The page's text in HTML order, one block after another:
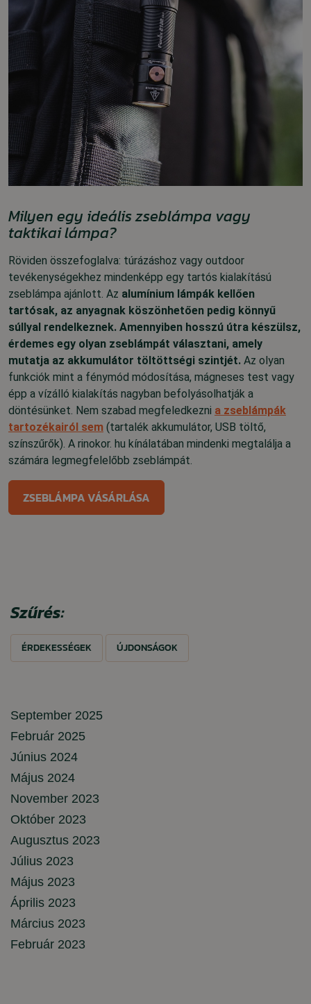
Milyen egy ideális zseblámpa vagy
taktikai lámpa?
Röviden összefoglalva: túrázáshoz vagy outdoor
tevékenységekhez mindenképp egy tartós kialakítású
zseblámpa ajánlott. Az alumínium lámpák kellően
tartósak, az anyagnak köszönhetően pedig könnyű
súllyal rendelkeznek. Amennyiben hosszú útra készülsz,
érdemes egy olyan zseblámpát választani, amely
mutatja az akkumulátor töltöttségi szintjét. Az olyan
funkciók mint a fénymód módosítása, mágneses test vagy
épp a vízálló kialakítás nagyban befolyásolhatják a
döntésünket. Nem szabad megfeledkezni a zseblámpák
tartozékairól sem (tartalék akkumulátor, USB töltő,
színszűrők). A rinokor. hu kínálatában mindenki megtalálja a
számára legmegfelelőbb zseblámpát.
ZSEBLÁMPA VÁSÁRLÁSA
Szűrés:
ÉRDEKESSÉGEK ÚJDONSÁGOK
September 2025
Február 2025
Június 2024
Május 2024
November 2023
Október 2023
Augusztus 2023
Július 2023
Május 2023
Április 2023
Március 2023
Február 2023